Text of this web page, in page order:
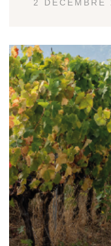
2 DÉCEMBRE